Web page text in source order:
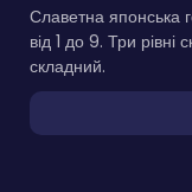
Славетна японська
від 1 до 9. Три рівні
складний.